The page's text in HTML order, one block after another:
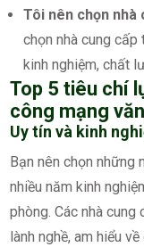
Tôi nên chọn nhà
chọn nhà cung cấp
kinh nghiệm, chất
Top 5 tiêu chí
công mạng
Uy tín và kinh
Bạn nên chọn những
nhiều năm kinh
phòng. Các nhà
lành nghề, am hiểu